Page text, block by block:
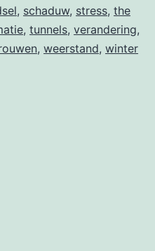
, schaduw, stress, the
, tunnels, verandering,
, weerstand, winter